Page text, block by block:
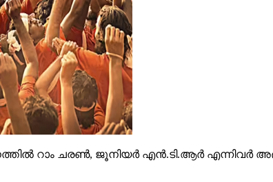
ചരണ്‍, ജൂനിയര്‍ എന്‍.ടി.ആര്‍ എന്നിവര്‍